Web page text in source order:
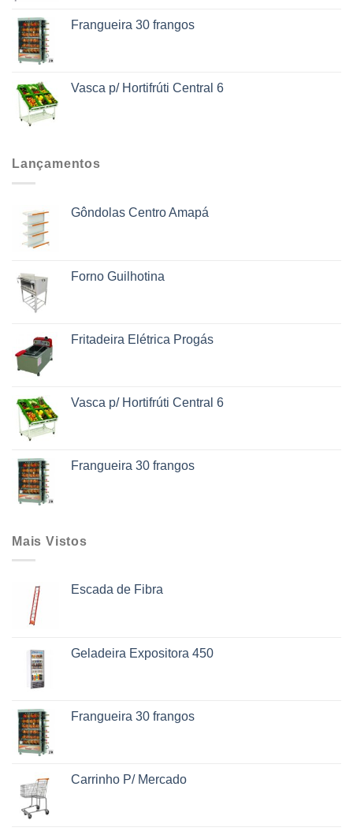
Frangueira 30 frangos
Vasca p/ Hortifrúti Central 6
Lançamentos
Gôndolas Centro Amapá
Forno Guilhotina
Fritadeira Elétrica Progás
Vasca p/ Hortifrúti Central 6
Frangueira 30 frangos
Mais Vistos
Escada de Fibra
Geladeira Expositora 450
Frangueira 30 frangos
Carrinho P/ Mercado